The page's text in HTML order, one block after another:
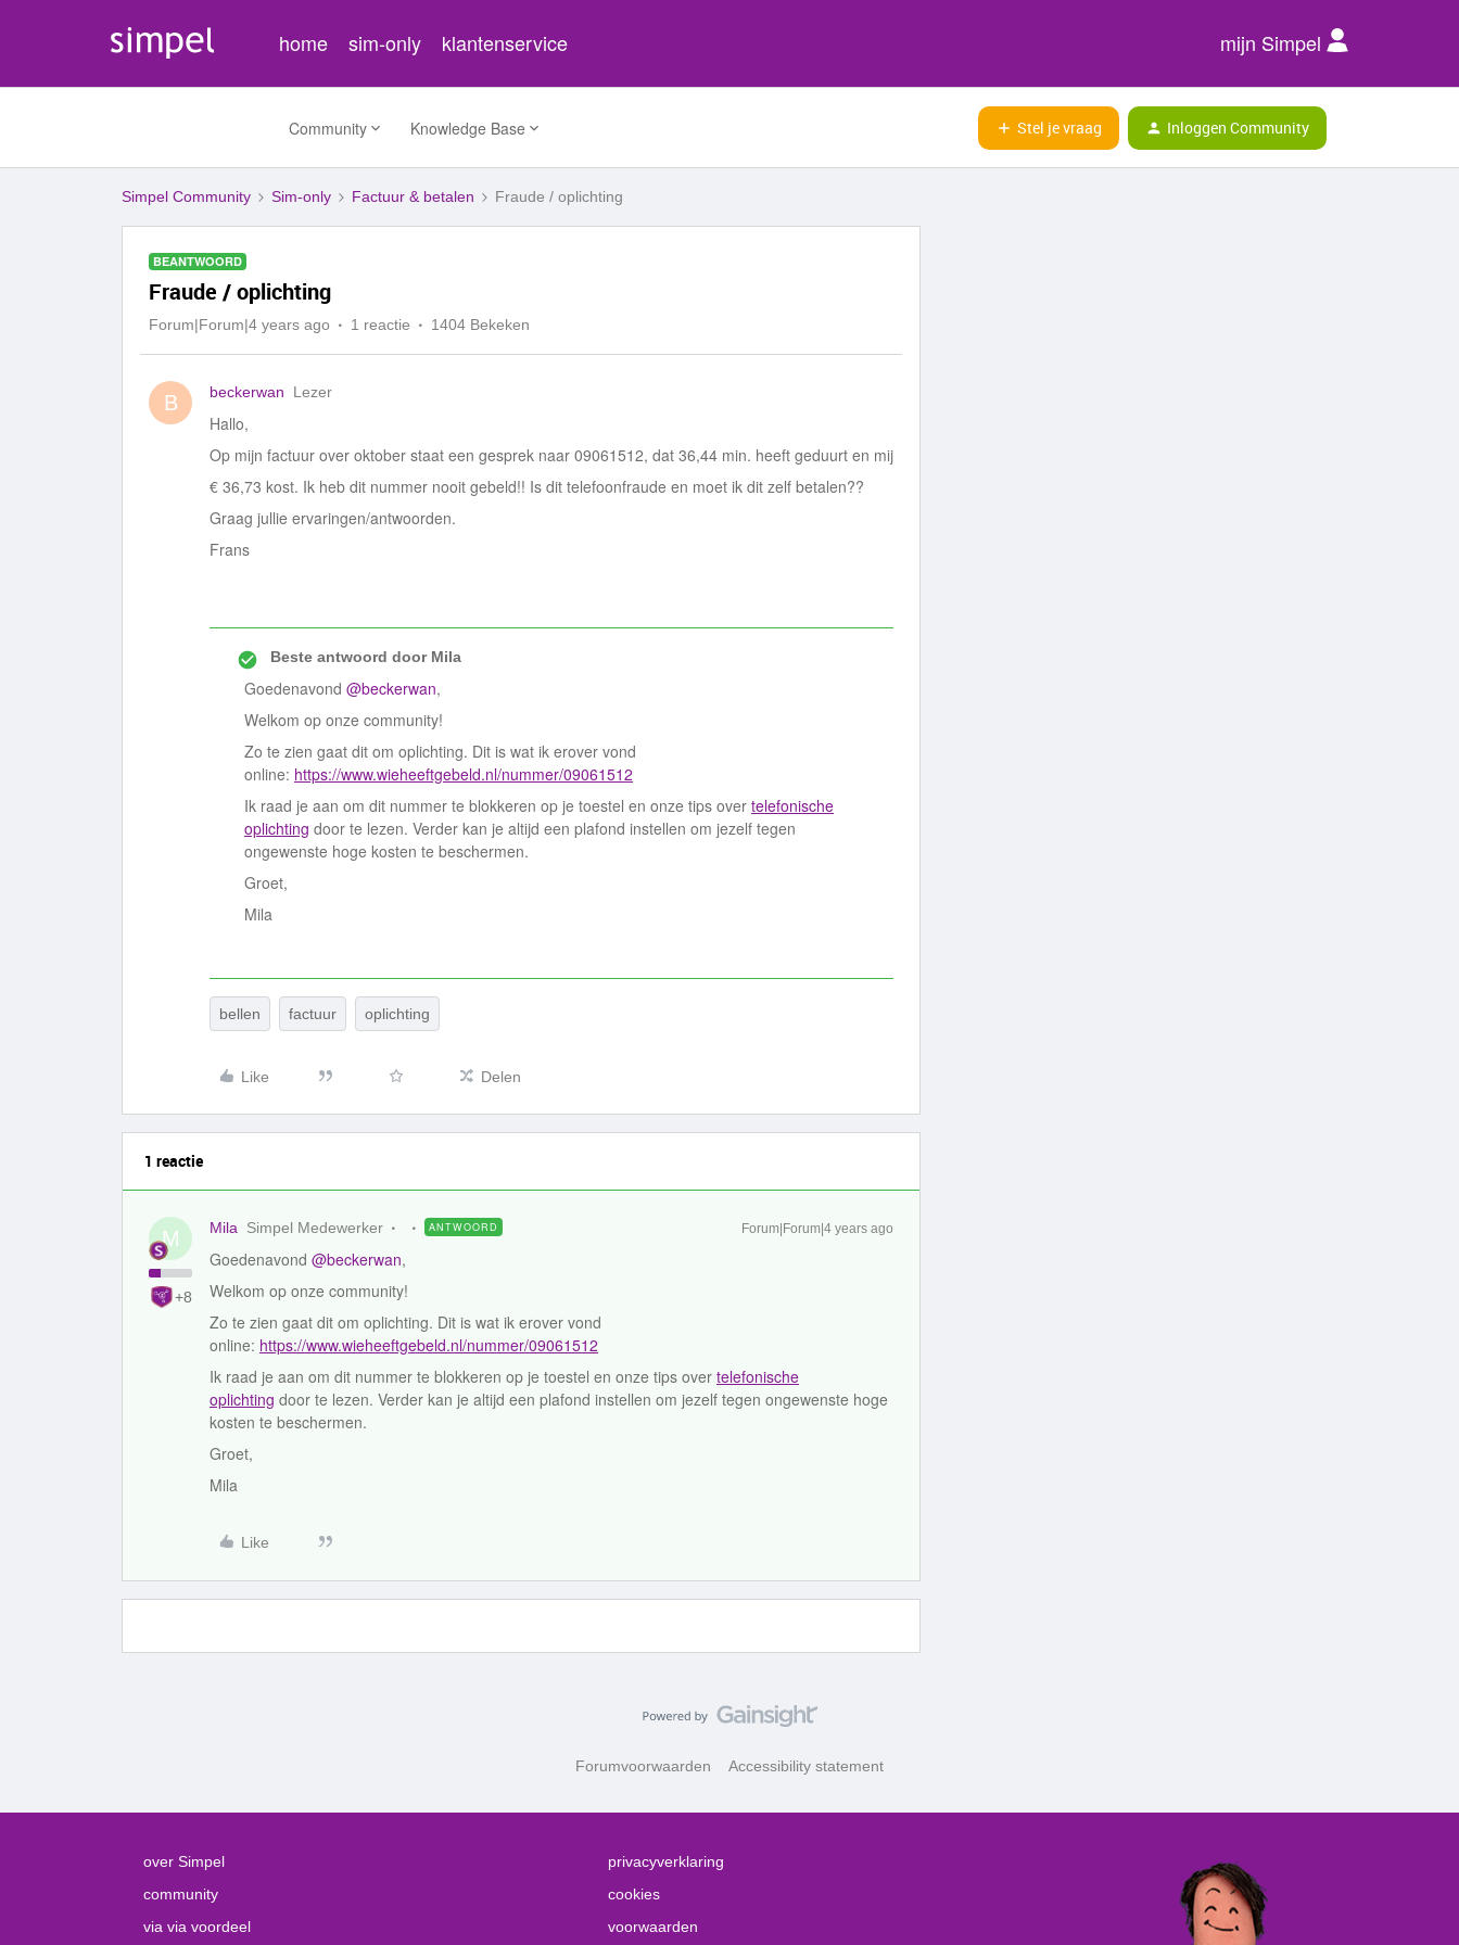
home sim-only klantenservice mijn Simpel
Community Knowledge Base Stel je vraag Inloggen Community
Simpel Community Sim-only Factuur & betalen Fraude / oplichting
BEANTWOORD
Fraude / oplichting
Forum|Forum|4 years ago 1 reactie 1404 Bekeken
B beckerwan Lezer
Hallo,
Op mijn factuur over oktober staat een gesprek naar 09061512, dat 36,44 min. heeft geduurt en mij
€ 36,73 kost. Ik heb dit nummer nooit gebeld!! Is dit telefoonfraude en moet ik dit zelf betalen??
Graag jullie ervaringen/antwoorden.
Frans
Beste antwoord doorMila
Goedenavond @beckerwan,
Welkom op onze community!
Zo te zien gaat dit om oplichting. Dit is wat ik erover vond
online: https://www.wieheeftgebeld.nl/nummer/09061512
Ik raad je aan om dit nummer te blokkeren op je toestel en onze tips over telefonische
oplichting door te lezen. Verder kan je altijd een plafond instellen om jezelf tegen
ongewenste hoge kosten te beschermen.
Groet,
Mila
bellen factuur oplichting
Like Delen
1 reactie
M
+8
Mila Simpel Medewerker ANTWOORD Forum|Forum|4 years ago
Goedenavond @beckerwan,
Welkom op onze community!
Zo te zien gaat dit om oplichting. Dit is wat ik erover vond
online: https://www.wieheeftgebeld.nl/nummer/09061512
Ik raad je aan om dit nummer te blokkeren op je toestel en onze tips over telefonische
oplichting door te lezen. Verder kan je altijd een plafond instellen om jezelf tegen ongewenste hoge
kosten te beschermen.
Groet,
Mila
Like
Forumvoorwaarden Accessibility statement
over Simpel
community
via via voordeel
privacyverklaring
cookies
voorwaarden